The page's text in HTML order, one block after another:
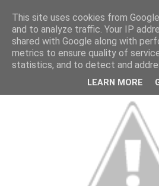
This site uses cookies from
and to analyze traffic. Your IP
shared with Google along with
metrics to ensure quality of
statistics, and to detect and
LEARN MORE